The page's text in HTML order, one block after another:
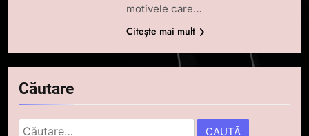
motivele care…
Citește mai mult
Căutare
Caută